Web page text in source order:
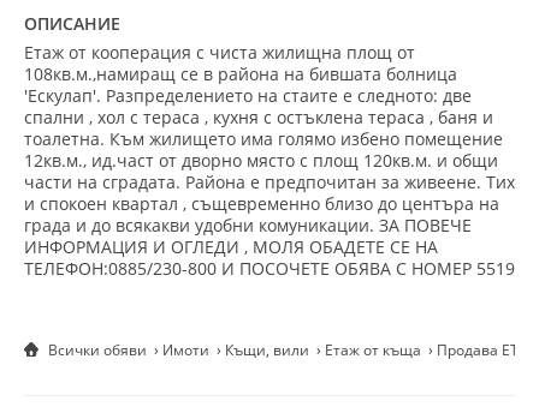
ОПИСАНИЕ
Етаж от кооперация с чиста жилищна площ от
108кв.м.,намиращ се в района на бившата болница
'Ескулап'. Разпределението на стаите е следното: две
спални , хол с тераса , кухня с остъклена тераса , баня и
тоалетна. Към жилището има голямо избено помещение
12кв.м., ид.част от дворно място с площ 120кв.м. и общи
части на сградата. Района е предпочитан за живеене. Тих
и спокоен квартал , същевременно близо до центъра на
града и до всякакви удобни комуникации. ЗА ПОВЕЧЕ
ИНФОРМАЦИЯ И ОГЛЕДИ , МОЛЯ ОБАДЕТЕ СЕ НА
ТЕЛЕФОН:0885/230-800 И ПОСОЧЕТЕ ОБЯВА С НОМЕР 5519
Всички обяви Имоти Къщи, вили Етаж от къща Продава